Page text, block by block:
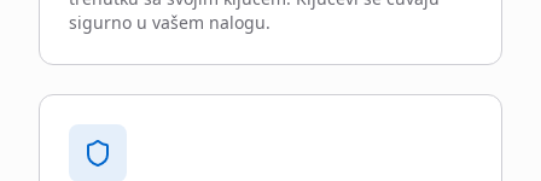
sigurno u vašem nalogu.